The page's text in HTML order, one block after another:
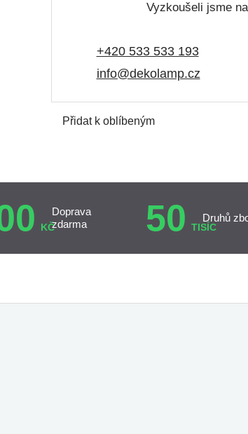
Vyzkoušeli jsme
+420 533 533 193
info@dekolamp.cz
Přidat k oblíbeným
KČ
Doprava
zdarma
50 TISÍC
Druhů